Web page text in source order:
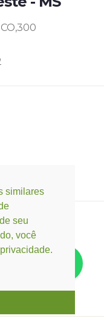
similares
seu
você